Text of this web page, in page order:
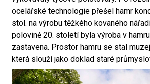
ocelářské technologie přešel hamr
stol. na výrobu těžkého kovaného
polovině 20. století byla výroba v
zastavena. Prostor hamru se stal
která slouží jako doklad staré